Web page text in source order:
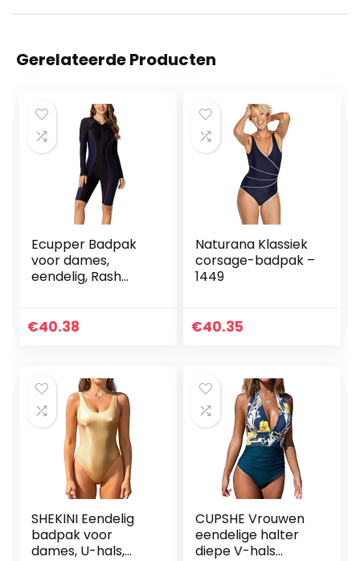
Gerelateerde Producten
Ecupper Badpak
voor dames,
eendelig, Rash
badmode,
(neopreenvrij)
€40.38
Naturana Klassiek
corsage-badpak –
1449
€40.35
SHEKINI Eendelig
badpak voor
dames, U-hals,
CUPSHE Vrouwen
eendelige halter
diepe V-hals